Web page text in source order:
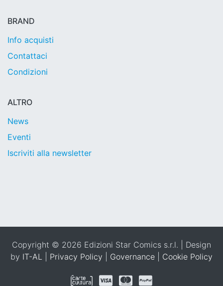
BRAND
Info acquisti
Contattaci
Condizioni
ALTRO
News
Eventi
Iscriviti alla newsletter
Copyright © 2026 Edizioni Star Comics s.r.l. | Design
by IT-AL Privacy Policy Governance Cookie Policy